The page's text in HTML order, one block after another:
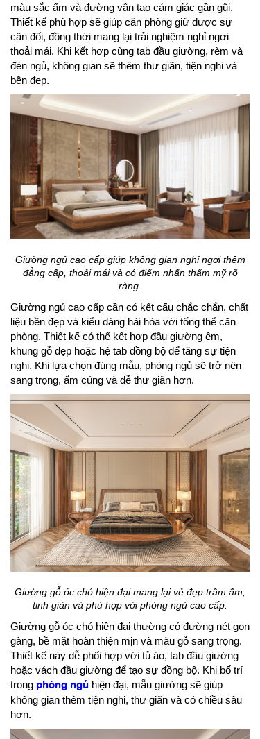
màu sắc ấm và đường vân tạo cảm giác gần gũi.
Thiết kế phù hợp sẽ giúp căn phòng giữ được sự
cân đối, đồng thời mang lại trải nghiệm nghỉ ngơi
thoải mái. Khi kết hợp cùng tab đầu giường, rèm và
đèn ngủ, không gian sẽ thêm thư giãn, tiện nghi và
bền đẹp.
Giường ngủ cao cấp giúp không gian nghỉ ngơi thêm
đẳng cấp, thoải mái và có điểm nhấn thẩm mỹ rõ
ràng.
Giường ngủ cao cấp cần có kết cấu chắc chắn, chất
liệu bền đẹp và kiểu dáng hài hòa với tổng thể căn
phòng. Thiết kế có thể kết hợp đầu giường êm,
khung gỗ đẹp hoặc hệ tab đồng bộ để tăng sự tiện
nghi. Khi lựa chọn đúng mẫu, phòng ngủ sẽ trở nên
sang trọng, ấm cúng và dễ thư giãn hơn.
Giường gỗ óc chó hiện đại mang lại vẻ đẹp trầm ấm,
tinh giản và phù hợp với phòng ngủ cao cấp.
Giường gỗ óc chó hiện đại thường có đường nét gọn
gàng, bề mặt hoàn thiện mịn và màu gỗ sang trọng.
Thiết kế này dễ phối hợp với tủ áo, tab đầu giường
hoặc vách đầu giường để tạo sự đồng bộ. Khi bố trí
trong phòng ngủ hiện đại, mẫu giường sẽ giúp
không gian thêm tiện nghi, thư giãn và có chiều sâu
hơn.